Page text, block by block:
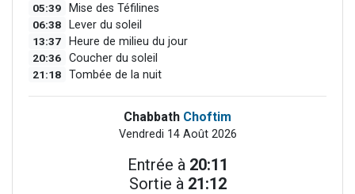
05:39 Mise des Téfilines
06:38 Lever du soleil
13:37 Heure de milieu du jour
20:36 Coucher du soleil
21:18 Tombée de la nuit
Chabbath Choftim
Vendredi 14 Août 2026
Entrée à 20:11
Sortie à 21:12